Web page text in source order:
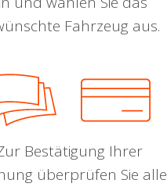
Fahrzeug aus.
Bestätigung Ihrer
überprüfen Sie alle